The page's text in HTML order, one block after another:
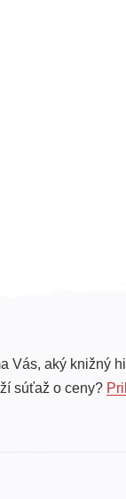
Vás, aký knižný
súťaž o ceny?